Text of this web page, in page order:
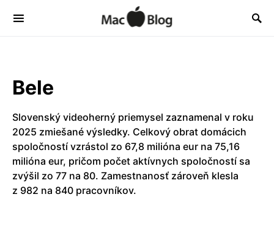
Bele
Slovenský videoherný priemysel zaznamenal v roku
2025 zmiešané výsledky. Celkový obrat domácich
spoločností vzrástol zo 67,8 milióna eur na 75,16
milióna eur, pričom počet aktívnych spoločností sa
zvýšil zo 77 na 80. Zamestnanosť zároveň klesla
z 982 na 840 pracovníkov.